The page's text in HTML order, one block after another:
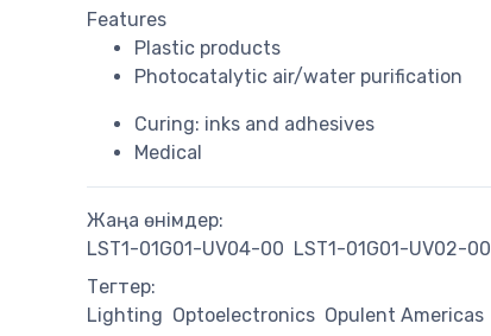
Features
Plastic products
Photocatalytic air/water purification
Curing: inks and adhesives
Medical
Жаңа өнімдер:
LST1-01G01-UV04-00 LST1-01G01-UV02-00
Тегтер:
Lighting Optoelectronics Opulent Americas